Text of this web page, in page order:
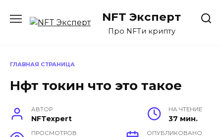
содержанию
NFT Эксперт
Про NFTи крипту
ГЛАВНАЯ СТРАНИЦА
Нфт токин что это такое
АВТОР
NFTexpert
НА ЧТЕНИЕ
37 мин.
ПРОСМОТРОВ ОПУБЛИКОВАНО